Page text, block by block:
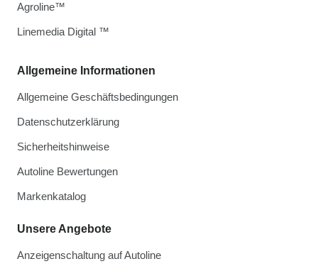
Allgemeine Informationen
Allgemeine Geschäftsbedingungen
Datenschutzerklärung
Sicherheitshinweise
Autoline Bewertungen
Markenkatalog
Unsere Angebote
Anzeigenschaltung auf Autoline
Agroline™
Linemedia Digital ™